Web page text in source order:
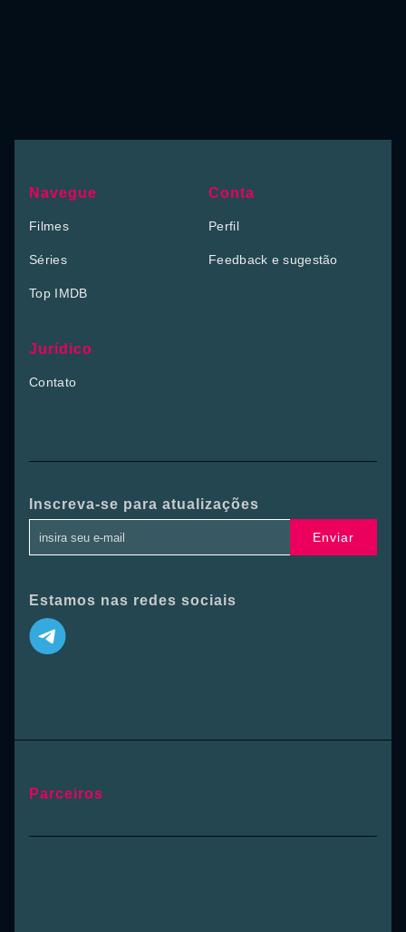
Navegue
Filmes
Séries
Top IMDB
Conta
Perfil
Feedback e sugestão
Jurídico
Contato
Inscreva-se para atualizações
Enviar
Estamos nas redes sociais
Parceiros